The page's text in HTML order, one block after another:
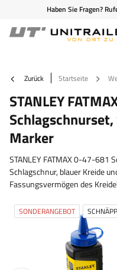
Haben Sie Fragen?
Zurück Startseite
STANLEY
Marker
STANLEY FATMAX 0-47-681
Schlagschnur, blauer Kreide
Fassungsvermögen des
SONDERANGEBOT